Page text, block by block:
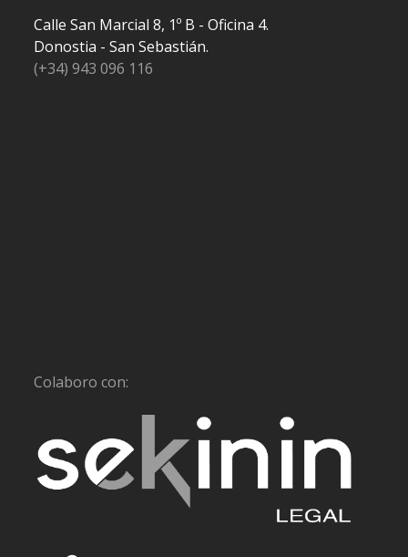
Calle San Marcial 8, 1º B - Oficina 4.
Donostia - San Sebastián.
(+34) 943 096 116
Colaboro con: